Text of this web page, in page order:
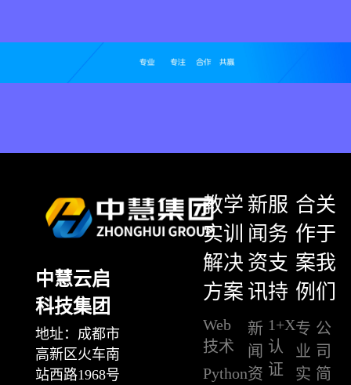
中慧云启
科技集团
地址：成都市
高新区火车南
站西路1968号
教学
实训
解决
方案
Web
技术
Python
新
闻
资
讯
新
闻
资
服
务
支
持
1+X
认
证
合
作
案
例
专
业
实
关
于
我
们
公
司
简